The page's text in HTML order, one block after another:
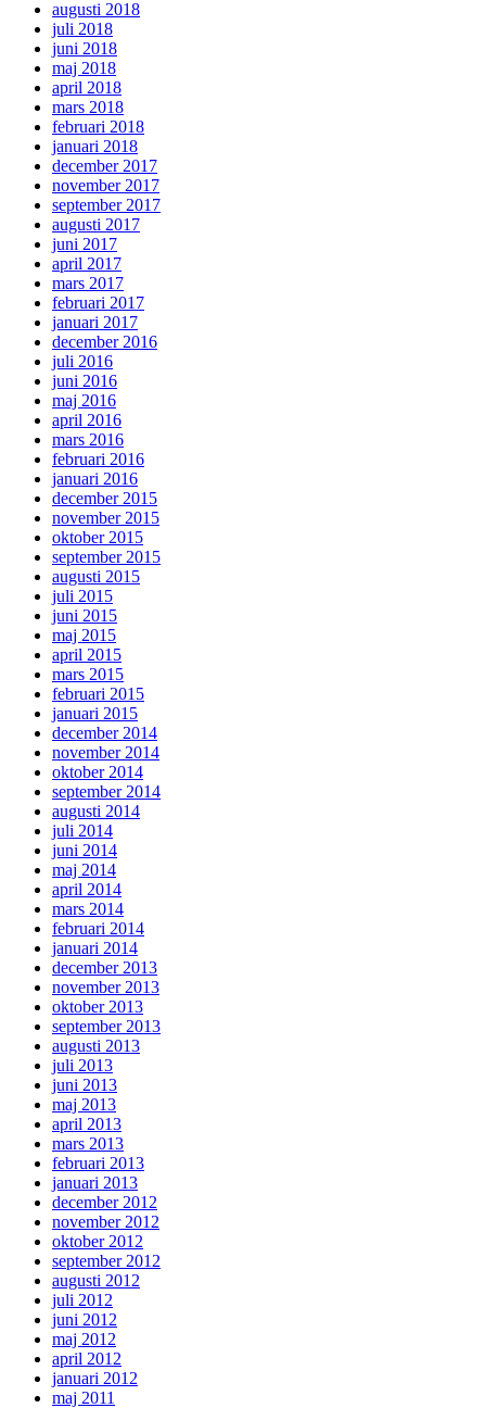
augusti 2018
juli 2018
juni 2018
maj 2018
april 2018
mars 2018
februari 2018
januari 2018
december 2017
november 2017
september 2017
augusti 2017
juni 2017
april 2017
mars 2017
februari 2017
januari 2017
december 2016
juli 2016
juni 2016
maj 2016
april 2016
mars 2016
februari 2016
januari 2016
december 2015
november 2015
oktober 2015
september 2015
augusti 2015
juli 2015
juni 2015
maj 2015
april 2015
mars 2015
februari 2015
januari 2015
december 2014
november 2014
oktober 2014
september 2014
augusti 2014
juli 2014
juni 2014
maj 2014
april 2014
mars 2014
februari 2014
januari 2014
december 2013
november 2013
oktober 2013
september 2013
augusti 2013
juli 2013
juni 2013
maj 2013
april 2013
mars 2013
februari 2013
januari 2013
december 2012
november 2012
oktober 2012
september 2012
augusti 2012
juli 2012
juni 2012
maj 2012
april 2012
januari 2012
maj 2011